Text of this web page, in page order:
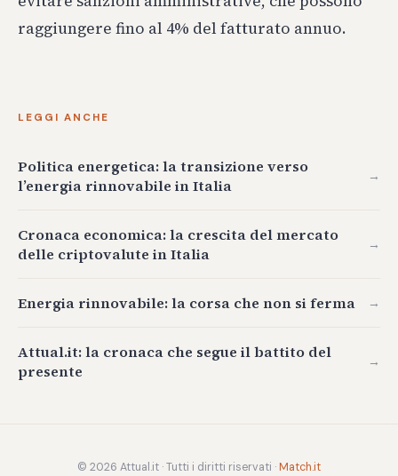
raggiungere fino al 4% del fatturato annuo.
LEGGI ANCHE
Politica energetica: la transizione verso
l’energia rinnovabile in Italia
→
Cronaca economica: la crescita del mercato
delle criptovalute in Italia
→
Energia rinnovabile: la corsa che non si ferma →
Attual.it: la cronaca che segue il battito del
presente
→
© 2026 Attual.it · Tutti i diritti riservati ·Match.it